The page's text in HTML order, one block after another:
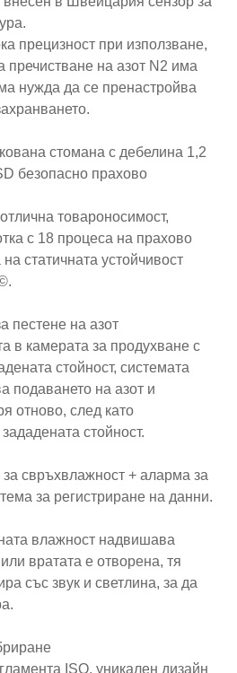
прецизност при използване,
пречистване на азот N2 има
нужда да се пренастройва
стомана с дебелина 1,2
безопасно прахово
товароносимост,
с 18 процеса на прахово
статичната устойчивост
пестене на азот
в камерата за продухване с
стойност, системата
подаването на азот и
отново, след като
стойност.
свръхвлажност + аларма за
за регистриране на данни.
влажност надвишава
вратата е отворена, тя
със звук и светлина, за да
ISO, уникален дизайн